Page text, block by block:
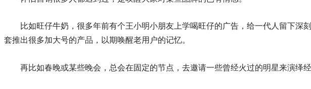
比如旺仔牛奶，很多年前有个王小明小朋友上学喝旺仔的广告，给一代人留下
套推出很多加大号的产品，以期唤醒老用户的记忆。
再比如春晚或某些晚会，总会在固定的节点，去邀请一些曾经火过的明星来演绎